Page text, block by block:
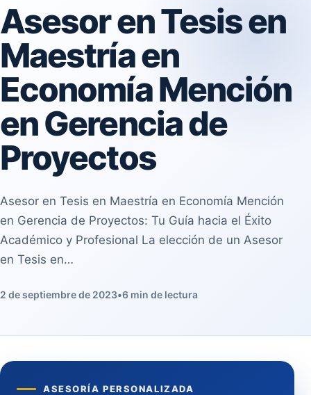
Asesor en Tesis en
Maestría en
Economía Mención
en Gerencia de
Proyectos
Asesor en Tesis en Maestría en Economía Mención
en Gerencia de Proyectos: Tu Guía hacia el Éxito
Académico y Profesional La elección de un Asesor
en Tesis en…
2 de septiembre de 2023•6 min de lectura
ASESORÍA PERSONALIZADA